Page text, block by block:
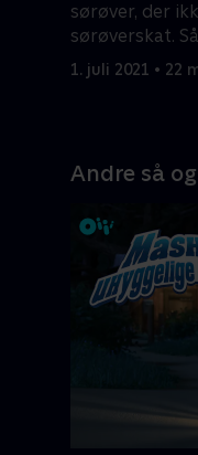
sørøver, der
sørøverskat.
hånden leder
1. juli 2021 • 22
Andre så